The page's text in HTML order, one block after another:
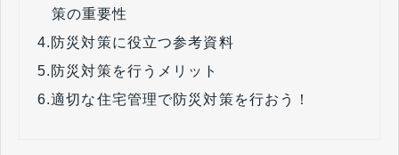
策の重要性
4. 防災対策に役立つ参考資料
5. 防災対策を行うメリット
6.適切な住宅管理で防災対策を行おう！